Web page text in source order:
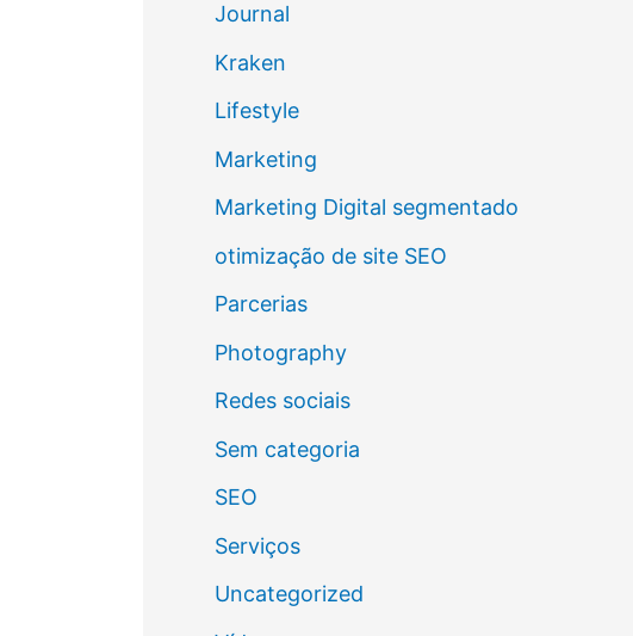
Journal
Kraken
Lifestyle
Marketing
Marketing Digital segmentado
otimização de site SEO
Parcerias
Photography
Redes sociais
Sem categoria
SEO
Serviços
Uncategorized